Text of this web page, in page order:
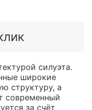
силуэта.
широкие
структуру, а
современный
за счёт